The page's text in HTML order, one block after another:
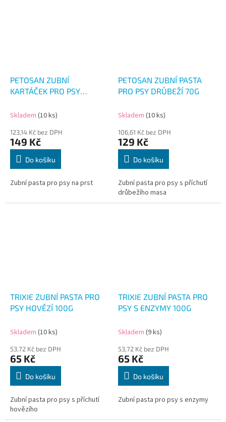
PETOSAN ZUBNÍ
KARTÁČEK PRO PSY
Skladem (10 ks)
123,14 Kč bez DPH
149 Kč
Do košíku
Zubní pasta pro psy na prst
PETOSAN ZUBNÍ PASTA
PRO PSY DRŮBEŽÍ 70G
Skladem (10 ks)
106,61 Kč bez DPH
129 Kč
Do košíku
Zubní pasta pro psy s příchutí
drůbežího masa
TRIXIE ZUBNÍ PASTA PRO
PSY HOVĚZÍ 100G
Skladem (10 ks)
53,72 Kč bez DPH
65 Kč
Do košíku
Zubní pasta pro psy s příchutí
hovězího
TRIXIE ZUBNÍ PASTA PRO
PSY S ENZYMY 100G
Skladem (9 ks)
53,72 Kč bez DPH
65 Kč
Do košíku
Zubní pasta pro psy s enzymy